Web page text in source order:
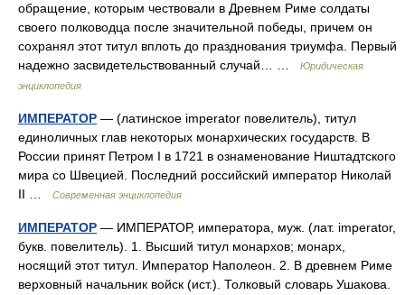
обращение, которым чествовали в Древнем Риме солдаты
своего полководца после значительной победы, причем он
сохранял этот титул вплоть до празднования триумфа. Первый
надежно засвидетельствованный случай… …
Юридическая
энциклопедия
ИМПЕРАТОР — (латинское imperator повелитель), титул
единоличных глав некоторых монархических государств. В
России принят Петром I в 1721 в ознаменование Ништадтского
мира со Швецией. Последний российский император Николай
II …
Современная энциклопедия
ИМПЕРАТОР — ИМПЕРАТОР, императора, муж. (лат. imperator,
букв. повелитель). 1. Высший титул монархов; монарх,
носящий этот титул. Император Наполеон. 2. В древнем Риме
верховный начальник войск (ист.). Толковый словарь Ушакова.